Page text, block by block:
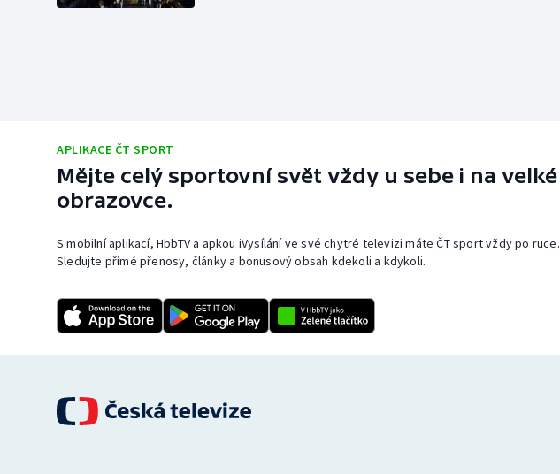
APLIKACE ČT SPORT
Mějte celý sportovní svět vždy u sebe i na velké
obrazovce.
S mobilní aplikací, HbbTV a apkou iVysílání ve své chytré televizi máte ČT sport vždy po ruce.
Sledujte přímé přenosy, články a bonusový obsah kdekoli a kdykoli.